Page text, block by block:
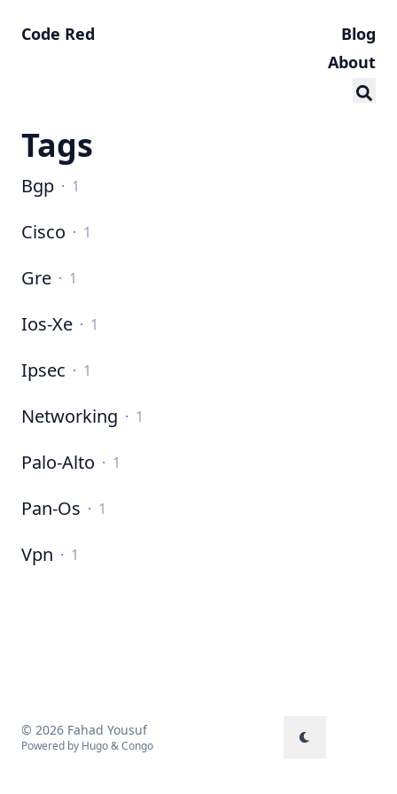
Code Red
Blog
About
Tags
Bgp · 1
Cisco · 1
Gre · 1
Ios-Xe · 1
Ipsec · 1
Networking · 1
Palo-Alto · 1
Pan-Os · 1
Vpn · 1
© 2026 Fahad Yousuf
Powered by Hugo&Congo